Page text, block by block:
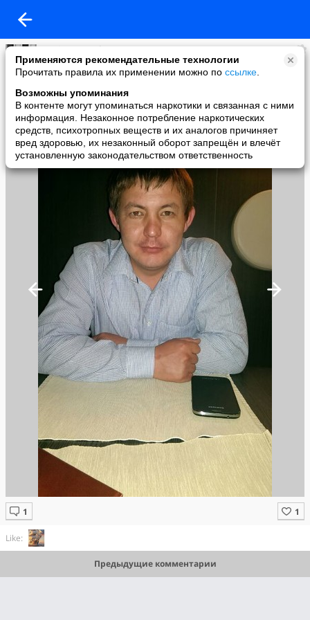
Применяются рекомендательные технологии
Прочитать правила их применении можно по ссылке
Возможны упоминания
В контенте могут упоминаться наркотики и связанная с ними
информация. Незаконное потребление наркотических
средств, психотропных веществ и их аналогов причиняет
вред здоровью, их незаконный оборот запрещён и влечёт
установленную законодательством ответственность
Daniyar Tassybayev
added a photo
11 Aug в 00:12
Like:
Предыдущие комментарии